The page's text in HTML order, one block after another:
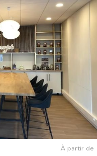
À partir de